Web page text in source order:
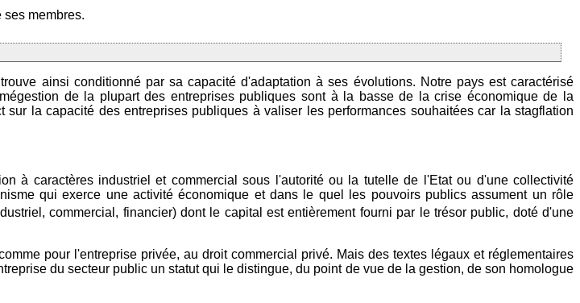
ses membres.
ainsi conditionné par sa capacité d'adaptation à ses évolutions. Notre pays est caractérisé
de la plupart des entreprises publiques sont à la basse de la crise économique de la
la capacité des entreprises publiques à valiser les performances souhaitées car la stagflation
à caractères industriel et commercial sous l'autorité ou la tutelle de l'Etat ou d'une collectivité
qui exerce une activité économique et dans le quel les pouvoirs publics assument un rôle
commercial, financier) dont le capital est entièrement fourni par le trésor public, doté d'une
pour l'entreprise privée, au droit commercial privé. Mais des textes légaux et réglementaires
du secteur public un statut qui le distingue, du point de vue de la gestion, de son homologue